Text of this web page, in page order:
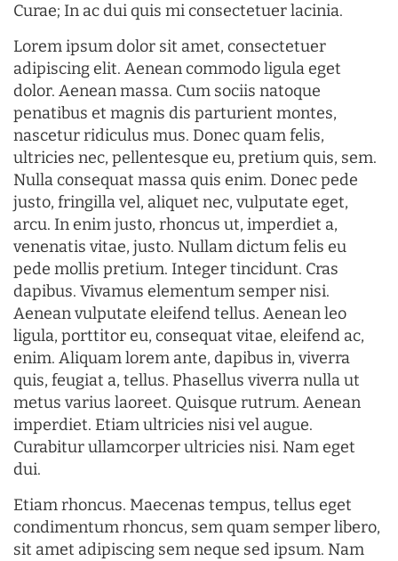
Curae; In ac dui quis mi consectetuer lacinia.
Lorem ipsum dolor sit amet, consectetuer
adipiscing elit. Aenean commodo ligula eget
dolor. Aenean massa. Cum sociis natoque
penatibus et magnis dis parturient montes,
nascetur ridiculus mus. Donec quam felis,
ultricies nec, pellentesque eu, pretium quis, sem.
Nulla consequat massa quis enim. Donec pede
justo, fringilla vel, aliquet nec, vulputate eget,
arcu. In enim justo, rhoncus ut, imperdiet a,
venenatis vitae, justo. Nullam dictum felis eu
pede mollis pretium. Integer tincidunt. Cras
dapibus. Vivamus elementum semper nisi.
Aenean vulputate eleifend tellus. Aenean leo
ligula, porttitor eu, consequat vitae, eleifend ac,
enim. Aliquam lorem ante, dapibus in, viverra
quis, feugiat a, tellus. Phasellus viverra nulla ut
metus varius laoreet. Quisque rutrum. Aenean
imperdiet. Etiam ultricies nisi vel augue.
Curabitur ullamcorper ultricies nisi. Nam eget
dui.
Etiam rhoncus. Maecenas tempus, tellus eget
condimentum rhoncus, sem quam semper libero,
sit amet adipiscing sem neque sed ipsum. Nam